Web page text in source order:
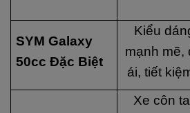
SYM Galaxy
50cc Đặc Biệt
Kiểu
mạnh mẽ,
ái, tiết
Xe côn